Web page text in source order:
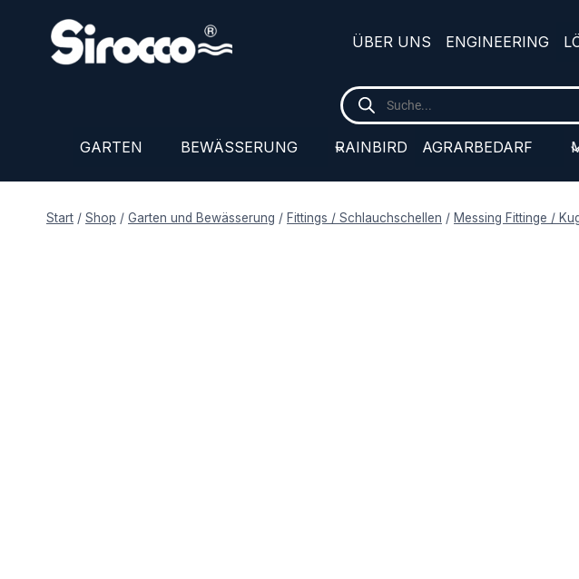
springen
ÜBER UNS ENGINEERING
Products
search
GARTEN BEWÄSSERUNG RAINBIRD AGRARBEDARF
Start / Shop / Garten und Bewässerung / Fittings / Schlauchschellen / Messing Fittinge /